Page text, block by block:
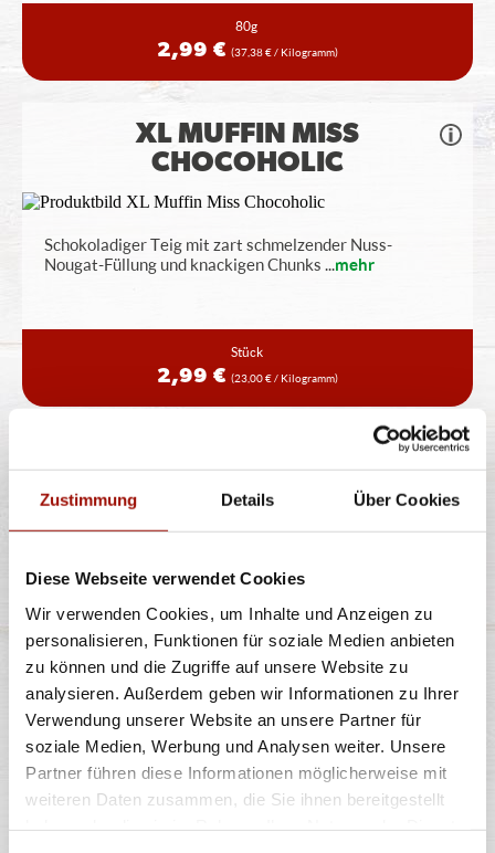
Zustimmung Details Über Cookies
Diese Webseite verwendet Cookies
Wir verwenden Cookies, um Inhalte und Anzeigen zu
personalisieren, Funktionen für soziale Medien anbieten
zu können und die Zugriffe auf unsere Website zu
analysieren. Außerdem geben wir Informationen zu Ihrer
Verwendung unserer Website an unsere Partner für
soziale Medien, Werbung und Analysen weiter. Unsere
Partner führen diese Informationen möglicherweise mit
weiteren Daten zusammen, die Sie ihnen bereitgestellt
80g
2,99 € (37,38 € / Kilogramm)
XL MUFFIN MISS
CHOCOHOLIC
Schokoladiger Teig mit zart schmelzender Nuss-
Nougat-Füllung und knackigen Chunks ...mehr
Stück
2,99 € (23,00 € / Kilogramm)
italienisches Dessert mit Mascarponecreme, Biskuit
und Kaffee und Kakao (ohne...mehr
90g
3,99 €(44,33 € / Kilogramm)